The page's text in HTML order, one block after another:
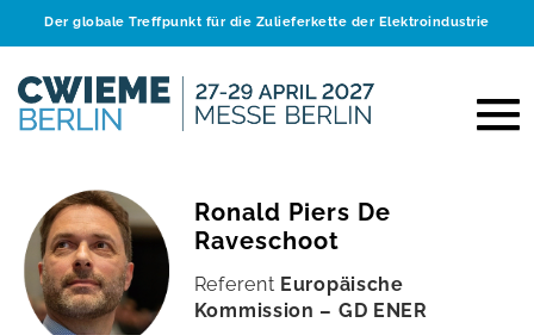
Der globale Treffpunkt für die Zulieferkette der Elektroindustrie
Ronald Piers De
Raveschoot
Referent Europäische
Kommission – GD ENER